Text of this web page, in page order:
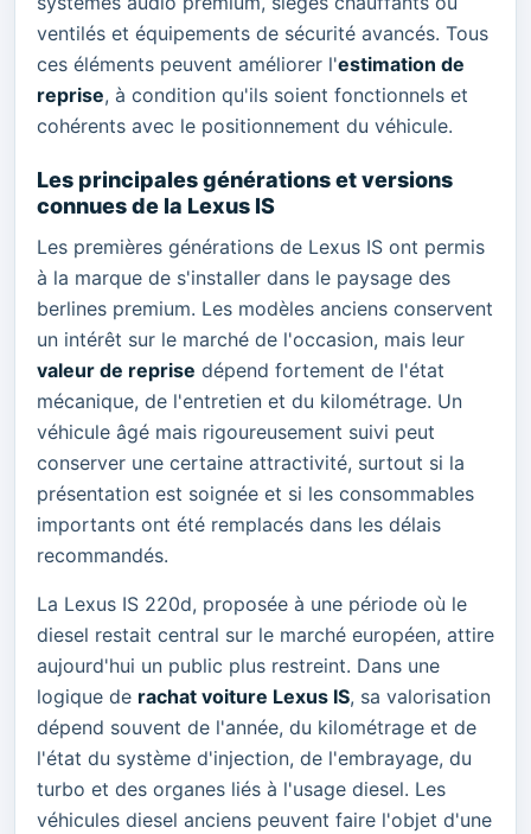
ventilés et équipements de sécurité avancés. Tous
ces éléments peuvent améliorer l'estimation de
reprise, à condition qu'ils soient fonctionnels et
cohérents avec le positionnement du véhicule.
Les principales générations et versions
connues de la Lexus IS
Les premières générations de Lexus IS ont permis
à la marque de s'installer dans le paysage des
berlines premium. Les modèles anciens conservent
un intérêt sur le marché de l'occasion, mais leur
valeur de reprise dépend fortement de l'état
mécanique, de l'entretien et du kilométrage. Un
véhicule âgé mais rigoureusement suivi peut
conserver une certaine attractivité, surtout si la
présentation est soignée et si les consommables
importants ont été remplacés dans les délais
recommandés.
La Lexus IS 220d, proposée à une période où le
diesel restait central sur le marché européen, attire
aujourd'hui un public plus restreint. Dans une
logique de rachat voiture Lexus IS, sa valorisation
dépend souvent de l'année, du kilométrage et de
l'état du système d'injection, de l'embrayage, du
turbo et des organes liés à l'usage diesel. Les
véhicules diesel anciens peuvent faire l'objet d'une